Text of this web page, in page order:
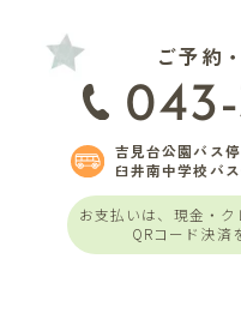
ご予約
吉見台公園バス
臼井南中学校バ
お支払いは、現金・
QRコード決済